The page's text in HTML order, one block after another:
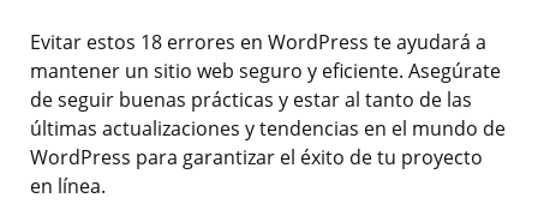
Evitar estos 18 errores en WordPress te ayudará a
mantener un sitio web seguro y eficiente. Asegúrate
de seguir buenas prácticas y estar al tanto de las
últimas actualizaciones y tendencias en el mundo de
WordPress para garantizar el éxito de tu proyecto
en línea.